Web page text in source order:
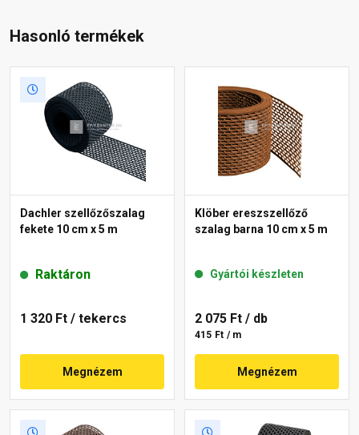
Hasonló termékek
Dachler szellőzőszalag
fekete 10 cm x 5 m
Raktáron
1 320 Ft / tekercs
Megnézem
Klöber ereszszellőző
szalag barna 10 cm x 5 m
Gyártói készleten
2 075 Ft / db
415 Ft / m
Megnézem